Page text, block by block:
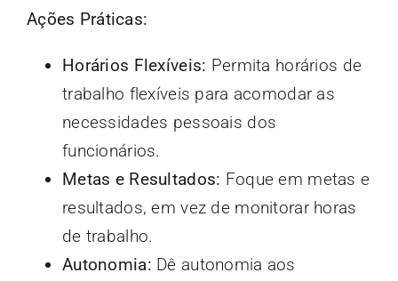
Ações Práticas:
Horários Flexíveis: Permita horários de
trabalho flexíveis para acomodar as
necessidades pessoais dos
funcionários.
Metas e Resultados: Foque em metas e
resultados, em vez de monitorar horas
de trabalho.
Autonomia: Dê autonomia aos